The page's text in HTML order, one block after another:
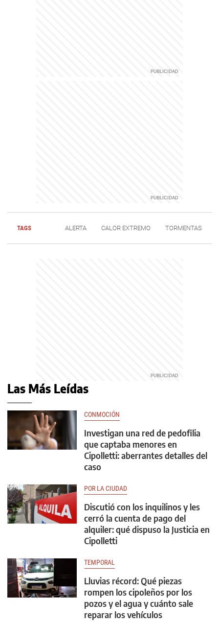
TAGS ALERTA CALOR EXTREMO TORMENTAS
Las Más Leídas
CONMOCIÓN
Investigan una red de pedofilia
que captaba menores en
Cipolletti: aberrantes detalles del
caso
POR LA CIUDAD
Discutió con los inquilinos y les
cerró la cuenta de pago del
alquiler: qué dispuso la Justicia en
Cipolletti
TEMPORAL
Lluvias récord: Qué piezas
rompen los cipoleños por los
pozos y el agua y cuánto sale
reparar los vehículos